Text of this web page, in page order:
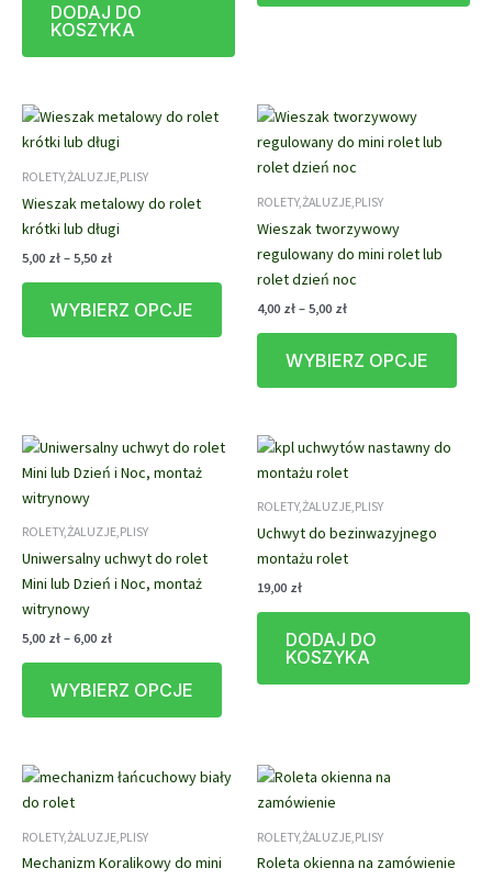
DODAJ DO
KOSZYKA
ROLETY,ŻALUZJE,PLISY
Wieszak metalowy do rolet
krótki lub długi
5,00 zł – 5,50 złZakres
5,00 zł
WYBIERZ OPCJE
Ten
produkt
ma
wariantów.
można
stronie
produktu
ROLETY,ŻALUZJE,PLISY
Wieszak tworzywowy
regulowany do mini rolet lub
rolet dzień noc
4,00 zł – 5,00 złZakres
4,00 zł
WYBIERZ OPCJE
Ten
ma
ROLETY,ŻALUZJE,PLISY
Uniwersalny uchwyt do rolet
Mini lub Dzień i Noc, montaż
witrynowy
5,00 zł – 6,00 złZakres
5,00 zł
WYBIERZ OPCJE
Ten
produkt
ma
wariantów.
Opcje
wybrać
ROLETY,ŻALUZJE,PLISY
Uchwyt do bezinwazyjnego
montażu rolet
19,00 zł
DODAJ DO
KOSZYKA
ROLETY,ŻALUZJE,PLISY
Mechanizm Koralikowy do mini
ROLETY,ŻALUZJE,PLISY
Roleta okienna na zamówienie